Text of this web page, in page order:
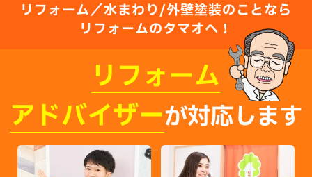
リフォーム／水まわり/外壁塗装のことなら
リフォームのタマオへ！
リフォーム
アドバイザーが対応します